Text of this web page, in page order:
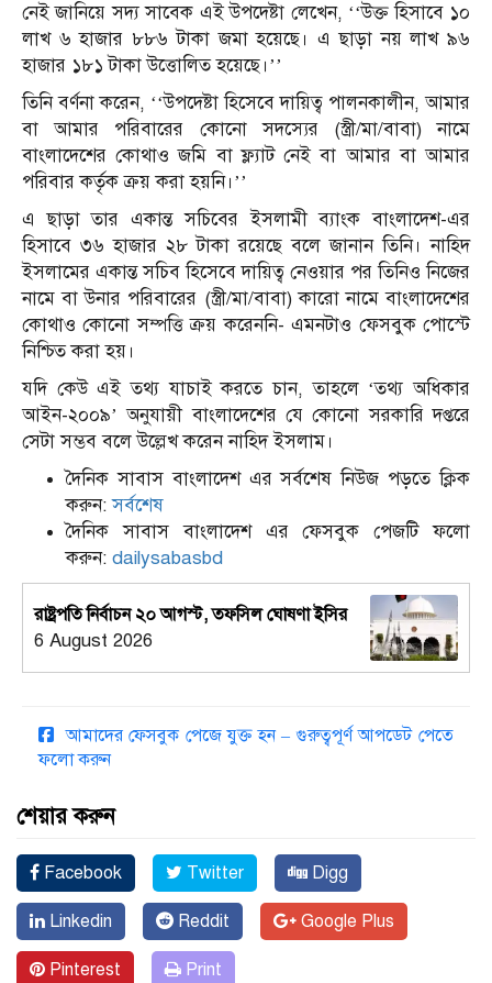
নেই জানিয়ে সদ্য সাবেক এই উপদেষ্টা লেখেন, ‘‘উক্ত হিসাবে ১০
লাখ ৬ হাজার ৮৮৬ টাকা জমা হয়েছে। এ ছাড়া নয় লাখ ৯৬
হাজার ১৮১ টাকা উত্তোলিত হয়েছে।’’
তিনি বর্ণনা করেন, ‘‘উপদেষ্টা হিসেবে দায়িত্ব পালনকালীন, আমার
বা আমার পরিবারের কোনো সদস্যের (স্ত্রী/মা/বাবা) নামে
বাংলাদেশের কোথাও জমি বা ফ্ল্যাট নেই বা আমার বা আমার
পরিবার কর্তৃক ক্রয় করা হয়নি।’’
এ ছাড়া তার একান্ত সচিবের ইসলামী ব্যাংক বাংলাদেশ-এর
হিসাবে ৩৬ হাজার ২৮ টাকা রয়েছে বলে জানান তিনি। নাহিদ
ইসলামের একান্ত সচিব হিসেবে দায়িত্ব নেওয়ার পর তিনিও নিজের
নামে বা উনার পরিবারের (স্ত্রী/মা/বাবা) কারো নামে বাংলাদেশের
কোথাও কোনো সম্পত্তি ক্রয় করেননি- এমনটাও ফেসবুক পোস্টে
নিশ্চিত করা হয়।
যদি কেউ এই তথ্য যাচাই করতে চান, তাহলে ‘তথ্য অধিকার
আইন-২০০৯’ অনুযায়ী বাংলাদেশের যে কোনো সরকারি দপ্তরে
সেটা সম্ভব বলে উল্লেখ করেন নাহিদ ইসলাম।
দৈনিক সাবাস বাংলাদেশ এর সর্বশেষ নিউজ পড়তে ক্লিক
করুন:সর্বশেষ
দৈনিক সাবাস বাংলাদেশ এর ফেসবুক পেজটি ফলো
করুন: dailysabasbd
রাষ্ট্রপতি নির্বাচন ২০ আগস্ট, তফসিল ঘোষণা ইসির
6 August 2026
আমাদের ফেসবুক পেজে যুক্ত হন – গুরুত্বপূর্ণ আপডেট পেতে
ফলো করুন
শেয়ার করুন
Facebook Twitter Digg
Linkedin Reddit Google Plus
Pinterest Print